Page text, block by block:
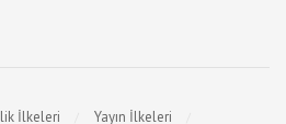
İlkeleri Yayın İlkeleri